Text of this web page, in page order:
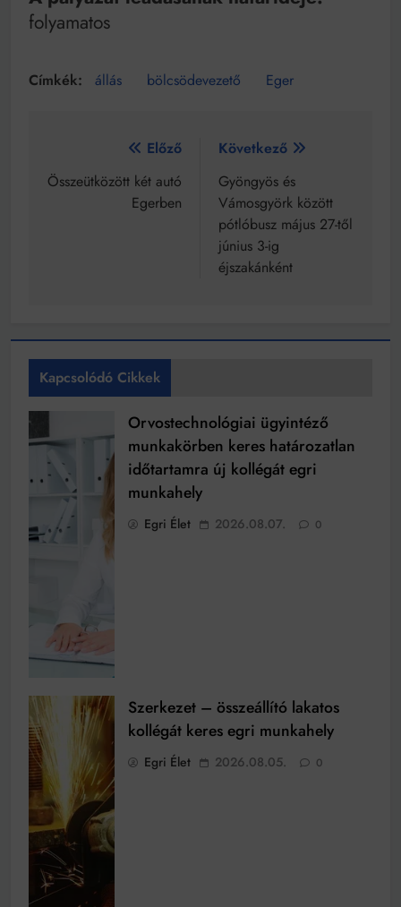
folyamatos
állás bölcsödevezető Eger
Bejegyzés
navigáció
Előző
Összeütközött két autó
Egerben
Következő
Gyöngyös és
Vámosgyörk között
pótlóbusz május 27-től
június 3-ig
éjszakánként
Kapcsolódó Cikkek
Orvostechnológiai ügyintéző
munkakörben keres határozatlan
időtartamra új kollégát egri
munkahely
Egri Élet 2026.08.07. 0
Szerkezet – összeállító lakatos
kollégát keres egri munkahely
Egri Élet 2026.08.05. 0